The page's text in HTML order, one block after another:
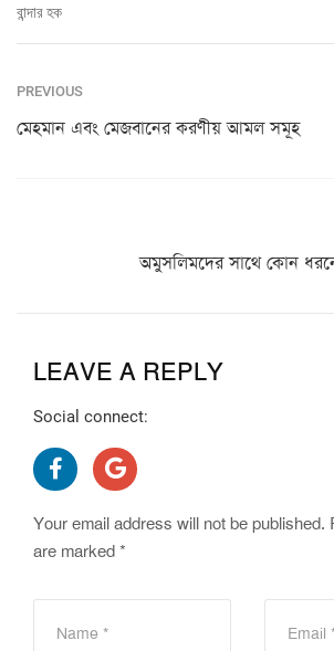
বান্দার হক
PREVIOUS
মেহমান এবং মেজবানের করণীয় আমল সমূহ
অমুসলিমদের সাথে কোন
LEAVE A REPLY
Social connect:
Your email address will not be published.
are marked *